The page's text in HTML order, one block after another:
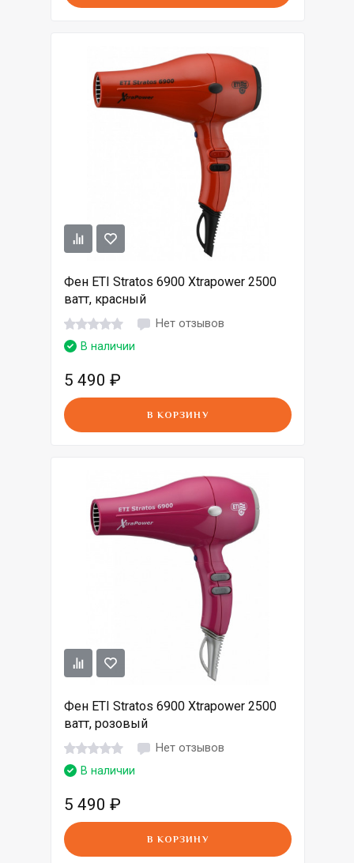
Фен ETI Stratos 6900 Xtrapower 2500
ватт, красный
Нет отзывов
В наличии
5 490 ₽
В КОРЗИНУ
Фен ETI Stratos 6900 Xtrapower 2500
ватт, розовый
Нет отзывов
В наличии
5 490 ₽
В КОРЗИНУ